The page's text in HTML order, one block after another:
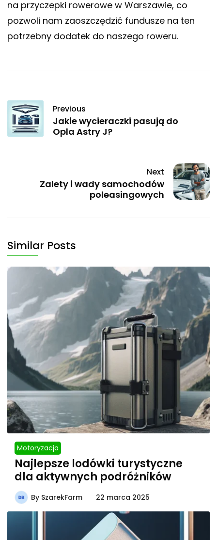
na przyczepki rowerowe w Warszawie, co
pozwoli nam zaoszczędzić fundusze na ten
potrzebny dodatek do naszego roweru.
Previous
Jakie wycieraczki pasują do
Opla Astry J?
Next
Zalety i wady samochodów
poleasingowych
Similar Posts
Motoryzacja
Najlepsze lodówki turystyczne
dla aktywnych podróżników
By SzarekFarm 22 marca 2025